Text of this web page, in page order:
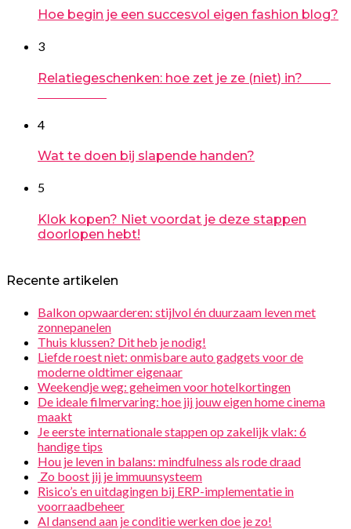
Hoe begin je een succesvol eigen fashion blog?
3
Relatiegeschenken: hoe zet je ze (niet) in?
4
Wat te doen bij slapende handen?
5
Klok kopen? Niet voordat je deze stappen
doorlopen hebt!
Recente artikelen
Balkon opwaarderen: stijlvol én duurzaam leven met
zonnepanelen
Thuis klussen? Dit heb je nodig!
Liefde roest niet: onmisbare auto gadgets voor de
moderne oldtimer eigenaar
Weekendje weg: geheimen voor hotelkortingen
De ideale filmervaring: hoe jij jouw eigen home cinema
maakt
Je eerste internationale stappen op zakelijk vlak: 6
handige tips
Hou je leven in balans: mindfulness als rode draad
Zo boost jij je immuunsysteem
Risico’s en uitdagingen bij ERP-implementatie in
voorraadbeheer
Al dansend aan je conditie werken doe je zo!